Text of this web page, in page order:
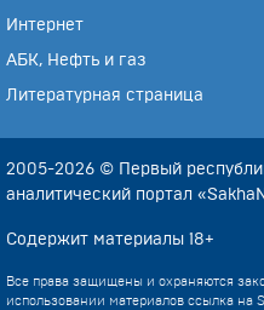
Интернет
АБК, Нефть и газ
Литературная страница
2005-2026 © Первый
аналитический портал
Содержит материалы 18+
Все права защищены и охраняются
использовании материалов ссылка на